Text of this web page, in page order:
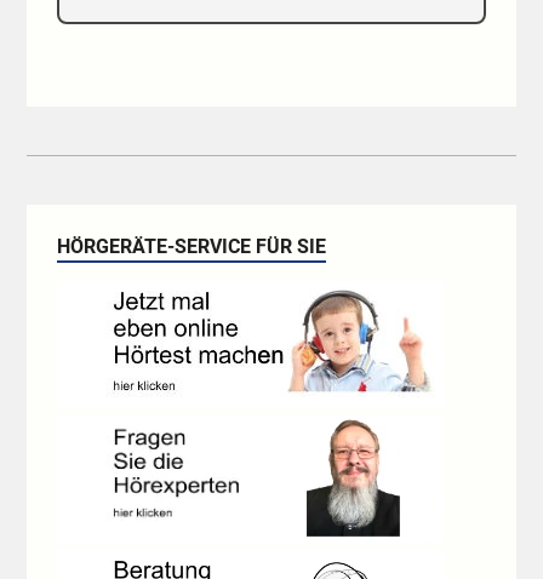
HÖRGERÄTE-SERVICE FÜR SIE